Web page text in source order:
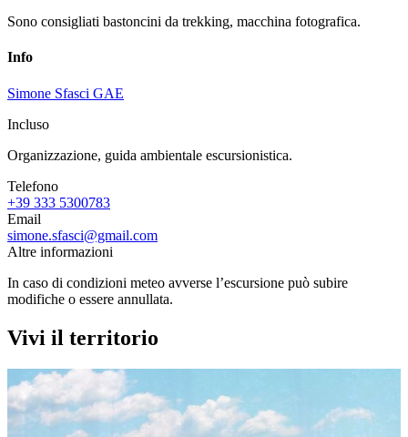
Sono consigliati bastoncini da trekking, macchina fotografica.
Info
Simone Sfasci GAE
Incluso
Organizzazione, guida ambientale escursionistica.
Telefono
+39 333 5300783
Email
simone.sfasci@gmail.com
Altre informazioni
In caso di condizioni meteo avverse l’escursione può subire
modifiche o essere annullata.
Vivi il territorio